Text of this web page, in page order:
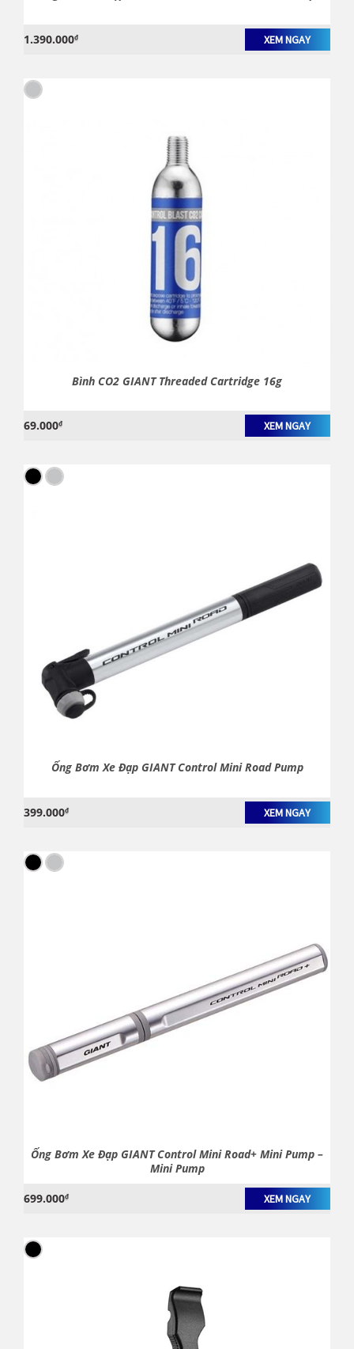
1.390.000₫ XEM NGAY
Bình CO2 GIANT Threaded Cartridge 16g
69.000₫ XEM NGAY
Ống Bơm Xe Đạp GIANT Control Mini Road Pump
399.000₫ XEM NGAY
Ống Bơm Xe Đạp GIANT Control Mini Road+ Mini Pump –
Mini Pump
699.000₫ XEM NGAY